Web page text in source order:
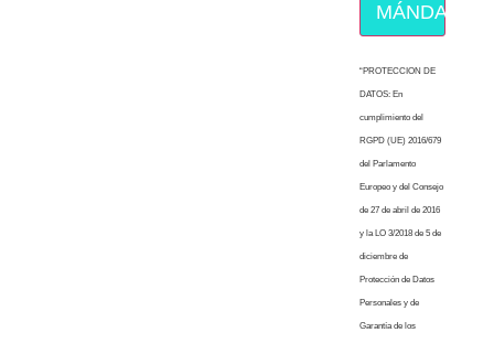
MÁNDAME
“PROTECCION DE
DATOS: En
cumplimiento del
RGPD (UE) 2016/679
del Parlamento
Europeo y del Consejo
de 27 de abril de 2016
y la LO 3/2018 de 5 de
diciembre de
Protección de Datos
Personales y de
Garantía de los